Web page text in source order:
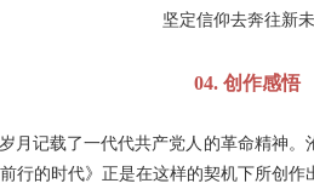
坚定信仰去奔往新
04. 创作感悟
月记载了一代代共产党人的革命精神
行的时代》正是在这样的契机下所创